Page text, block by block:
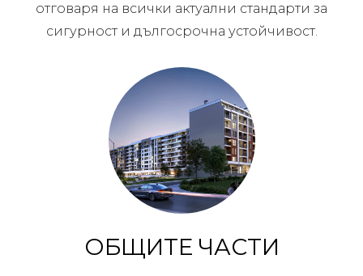
отговаря на всички актуални стандарти за
сигурност и дългосрочна устойчивост.
ОБЩИТЕ ЧАСТИ